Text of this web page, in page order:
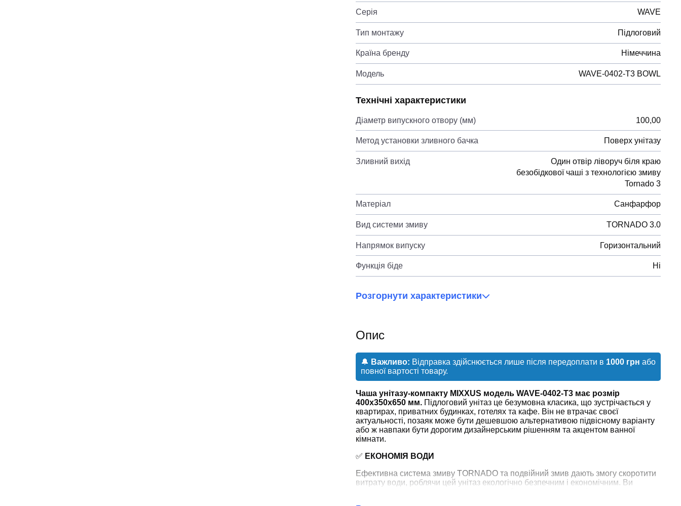
Серія WAVE
Тип монтажу Підлоговий
Країна бренду Німеччина
Модель WAVE-0402-T3 BOWL
Технічні характеристики
Діаметр випускного отвору (мм) 100,00
Метод установки зливного бачка Поверх унітазу
Зливний вихід
Один отвір ліворуч біля краю
безобідкової чаші з технологією змиву
Tornado 3
Матеріал Санфарфор
Вид системи змиву TORNADO 3.0
Напрямок випуску Горизонтальний
Функція біде Ні
Розгорнути характеристики
Опис
🔔 Важливо: Відправка здійснюється лише після передоплати в 1000 грн або
повної вартості товару.
Чаша унітазу-компакту MIXXUS модель WAVE-0402-T3 має розмір
400x350x650 мм. Підлоговий унітаз це безумовна класика, що зустрічається у
квартирах, приватних будинках, готелях та кафе. Він не втрачає своєї
актуальності, позаяк може бути дешевшою альтернативою підвісному варіанту
або ж навпаки бути дорогим дизайнерським рішенням та акцентом ванної
кімнати.
✅ ЕКОНОМІЯ ВОДИ
Ефективна система змиву TORNADO та подвійний змив дають змогу скоротити
витрату води, роблячи цей унітаз екологічно безпечним і економічним. Ви